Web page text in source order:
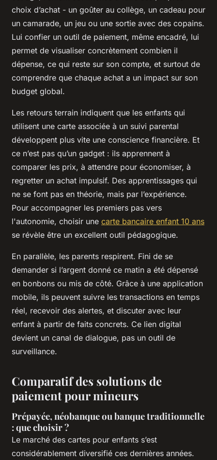
choix d’achat - un goûter au collège, un cadeau pour
un camarade, un jeu ou une sortie avec des copains.
Lui confier un outil de paiement, même encadré, lui
permet de visualiser concrètement combien il
dépense, ce qui reste sur son compte, et surtout de
comprendre que chaque achat a un impact sur son
budget global.
Les retours terrain indiquent que les enfants qui
utilisent une carte associée à un suivi parental
développent plus vite une conscience financière. Et
ce n’est pas qu’un gadget : ils apprennent à
comparer les prix, à attendre pour économiser, à
regretter un achat impulsif. Des apprentissages qui
ne se font pas en théorie, mais par l’expérience.
Pour accompagner les premiers pas vers
l'autonomie, choisir une carte bancaire enfant 10 ans
se révèle être un excellent outil pédagogique.
En parallèle, les parents respirent. Fini de se
demander si l’argent donné ce matin a été dépensé
en bonbons ou mis de côté. Grâce à une application
mobile, ils peuvent suivre les transactions en temps
réel, recevoir des alertes, et discuter avec leur
enfant à partir de faits concrets. Ce lien digital
devient un canal de dialogue, pas un outil de
surveillance.
Comparatif des solutions de
paiement pour mineurs
Prépayée, néobanque ou banque traditionnelle
: que choisir ?
Le marché des cartes pour enfants s’est
considérablement diversifié ces dernières années.